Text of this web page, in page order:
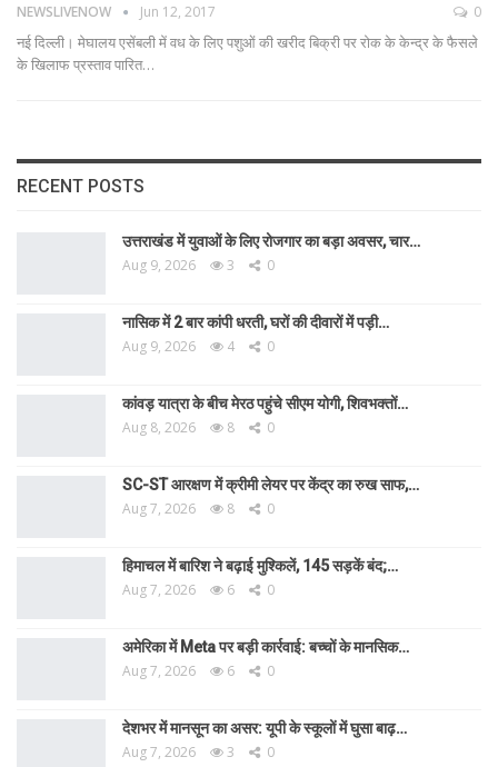
NEWSLIVENOW Jun 12, 2017 0
नई दिल्ली। मेघालय एसेंबली में वध के लिए पशुओं की खरीद बिक्री पर रोक के केन्द्र के फैसले
के खिलाफ प्रस्ताव पारित…
RECENT POSTS
उत्तराखंड में युवाओं के लिए रोजगार का बड़ा अवसर, चार…
Aug 9, 2026 3 0
नासिक में 2 बार कांपी धरती, घरों की दीवारों में पड़ी…
Aug 9, 2026 4 0
कांवड़ यात्रा के बीच मेरठ पहुंचे सीएम योगी, शिवभक्तों…
Aug 8, 2026 8 0
SC-ST आरक्षण में क्रीमी लेयर पर केंद्र का रुख साफ,…
Aug 7, 2026 8 0
हिमाचल में बारिश ने बढ़ाई मुश्किलें, 145 सड़कें बंद;…
Aug 7, 2026 6 0
अमेरिका में Meta पर बड़ी कार्रवाई: बच्चों के मानसिक…
Aug 7, 2026 6 0
देशभर में मानसून का असर: यूपी के स्कूलों में घुसा बाढ़…
Aug 7, 2026 3 0